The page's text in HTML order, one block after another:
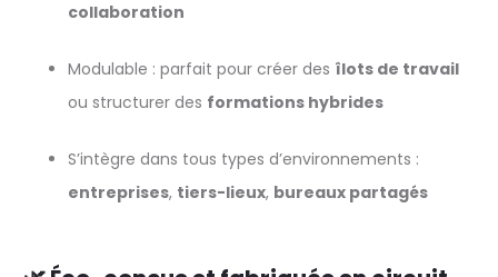
collaboration
Modulable : parfait pour créer des îlots de travail
ou structurer des formations hybrides
S’intègre dans tous types d’environnements :
entreprises, tiers-lieux, bureaux partagés